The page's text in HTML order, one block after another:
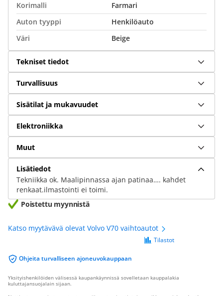
Korimalli
Farmari
Auton tyyppi
Henkilöauto
Väri
Beige
Tekniset tiedot
Turvallisuus
Sisätilat ja mukavuudet
Elektroniikka
Muut
Lisätiedot
Tekniikka ok. Maalipinnassa ajan patinaa…. kahdet
renkaat.ilmastointi ei toimi.
Poistettu myynnistä
Katso myytävävä olevat Volvo V70 vaihtoautot
Ohjeita turvalliseen ajoneuvokauppaan
Tilastot
Yksityishenkilöiden välisessä kaupankäynnissä sovelletaan kauppalakia
kuluttajansuojalain sijaan.